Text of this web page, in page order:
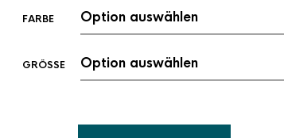
war:
269,95 €
ist:
189,95 €.
FARBE
GRÖSSE